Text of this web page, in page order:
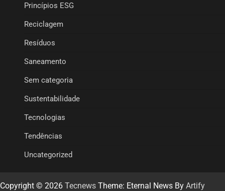
Princípios ESG
Reciclagem
Resíduos
Saneamento
Sem categoria
Sustentabilidade
Tecnologias
Tendências
Uncategorized
Copyright © 2026 Tecnews Theme: Eternal News By Artify